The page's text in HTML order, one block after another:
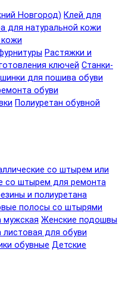
Новгород) Клей для
для натуральной кожи
Растяжки и
ключей Станки-
для пошива обуви
обуви
Полиуретан обувной
со штырем или
со штырем для ремонта
и полиуретана
полосы со штырями
Женские подошвы
листовая для обуви
обувные Детские